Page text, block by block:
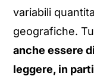
variabili
geografiche.
anche essere
leggere, in